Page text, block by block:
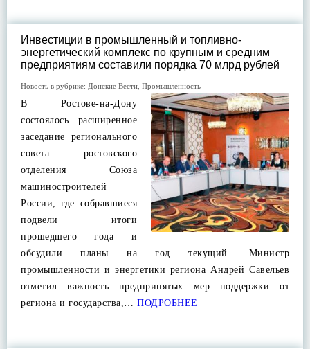
Инвестиции в промышленный и топливно-
энергетический комплекс по крупным и средним
предприятиям составили порядка 70 млрд рублей
Новость в рубрике: Донские Вести Промышленность
В Ростове-на-Дону
состоялось расширенное
заседание регионального
совета ростовского
отделения Союза
машиностроителей
России, где собравшиеся
подвели итоги
прошедшего года и
обсудили планы на год текущий. Министр
промышленности и энергетики региона Андрей Савельев
отметил важность предпринятых мер поддержки от
региона и государства,… ПОДРОБНЕЕ